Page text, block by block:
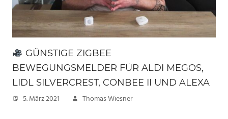
GÜNSTIGE ZIGBEE
BEWEGUNGSMELDER FÜR ALDI MEGOS,
LIDL SILVERCREST, CONBEE II UND ALEXA
5. März 2021 Thomas Wiesner